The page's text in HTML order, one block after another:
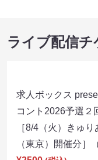
ライブ配信チ
求人ボックス
コント2026予選
［8/4（火）きゅ
（東京）開催分］